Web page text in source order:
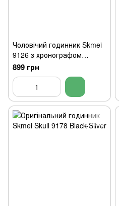
Чоловічий годинник Skmei
9126 з хронографом
Черний
899 грн